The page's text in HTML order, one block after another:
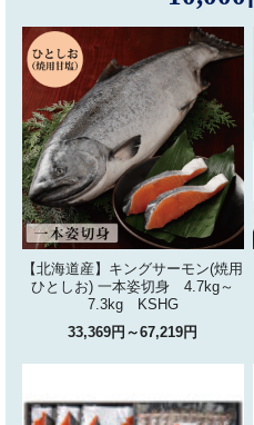
【北海道産】キングサーモン(焼用
ひとしお) 一本姿切身 4.7kg～
7.3kg KSHG
33,369円～67,219円